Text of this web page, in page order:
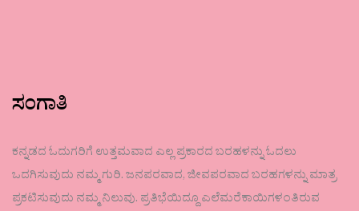
ಸಂಗಾತಿ
ಕನ್ನಡದ ಓದುಗರಿಗೆ ಉತ್ತಮವಾದ ಎಲ್ಲ ಪ್ರಕಾರದ ಬರಹಳನ್ನು ಓದಲು
ಒದಗಿಸುವುದು ನಮ್ಮ ಗುರಿ. ಜನಪರವಾದ, ಜೀವಪರವಾದ ಬರಹಗಳನ್ನು ಮಾತ್ರ
ಪ್ರಕಟಿಸುವುದು ನಮ್ಮ ನಿಲುವು. ಪ್ರತಿಭೆಯಿದ್ದೂ ಎಲೆಮರೆಕಾಯಿಗಳಂತಿರುವ